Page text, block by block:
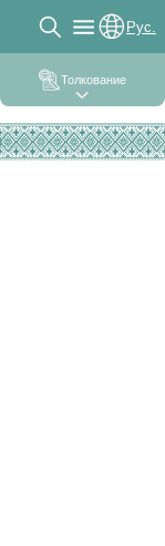
Рус.
Толкование